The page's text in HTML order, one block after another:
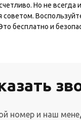
Но не
советом.
бесплатно и
номер и наш